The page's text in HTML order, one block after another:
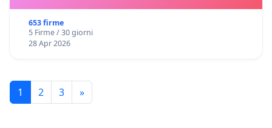
653 firme
5 Firme / 30 giorni
28 Apr 2026
1 2 3 »